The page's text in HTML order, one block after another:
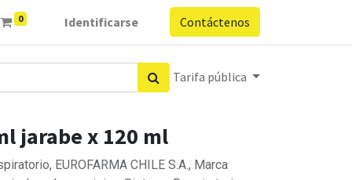
0 Identificarse Contáctenos
Tarifa pública
jarabe x 120 ml
EUROFARMA CHILE S.A., Marca